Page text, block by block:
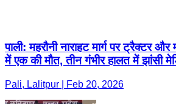
पाली: महरौनी नाराहट मार्ग पर ट्रैक्टर
में एक की मौत, तीन गंभीर हालत में झांसी
Pali, Lalitpur | Feb 20, 2026